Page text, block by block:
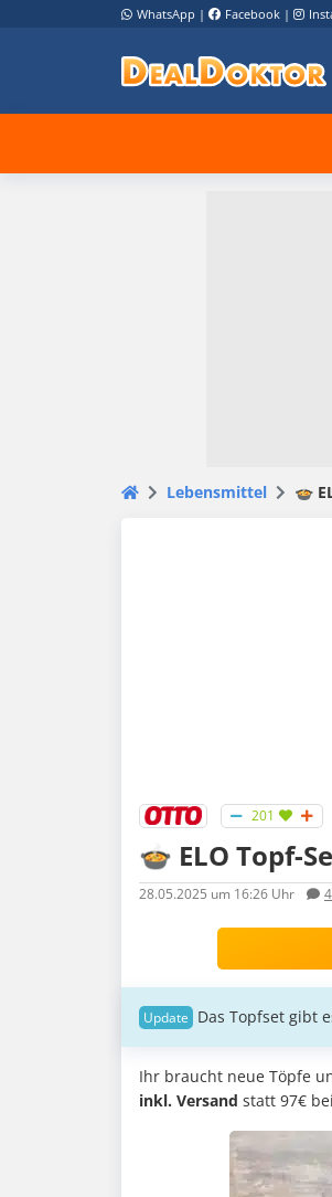
WhatsApp | Facebook |
Lebensmittel 🍲
201
🍲 ELO Topf-
28.05.2025 um 16:26 Uhr 4
Das Topfset gibt
Ihr braucht neue Töpfe
inkl. Versand statt 97€ bei